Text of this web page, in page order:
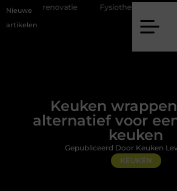
Nieuwe
artikelen
Fysiotherapie Alblasserdam:
Keuken
alternatief voor
keuken
KEUKEN
Gepubliceerd Door Keuken